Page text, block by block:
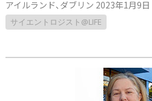
アイルランド､ダブリン 2023年1月9日
サイエントロジスト@LIFE